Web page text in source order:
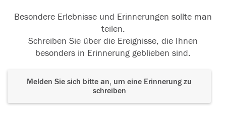
Besondere Erlebnisse und Erinnerungen sollte man
teilen.
Schreiben Sie über die Ereignisse, die Ihnen
besonders in Erinnerung geblieben sind.
Melden Sie sich bitte an, um eine Erinnerung zu
schreiben